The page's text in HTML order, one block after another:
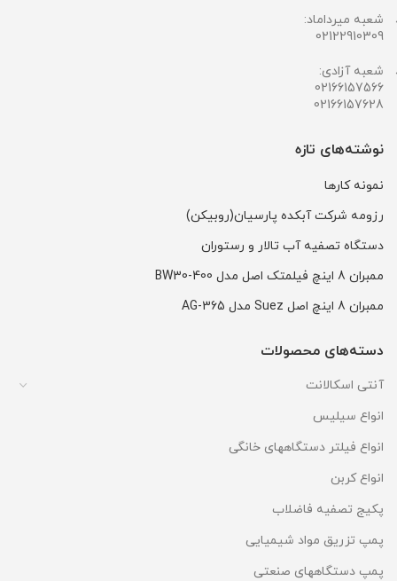
شعبه میرداماد:
02122910309
شعبه آزادی:
02166157566
02166157628
نوشته‌های تازه
نمونه کارها
رزومه شرکت آبکده پارسیان(روبیکن)
دستگاه تصفیه آب تالار و رستوران
ممبران 8 اینچ فیلمتک اصل مدل BW30-400
ممبران 8 اینچ اصل Suez مدل AG-365
دسته‌های محصولات
آنتی اسکالانت
انواع سیلیس
انواع فیلتر دستگاههای خانگی
انواع کربن
پکیج تصفیه فاضلاب
پمپ تزریق مواد شیمیایی
پمپ دستگاههای صنعتی